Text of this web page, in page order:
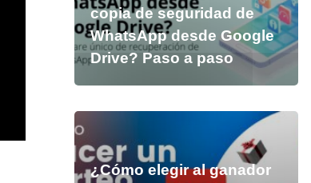
copia de seguridad de
WhatsApp desde Google
Drive? Paso a paso
¿Cómo elegir al ganador